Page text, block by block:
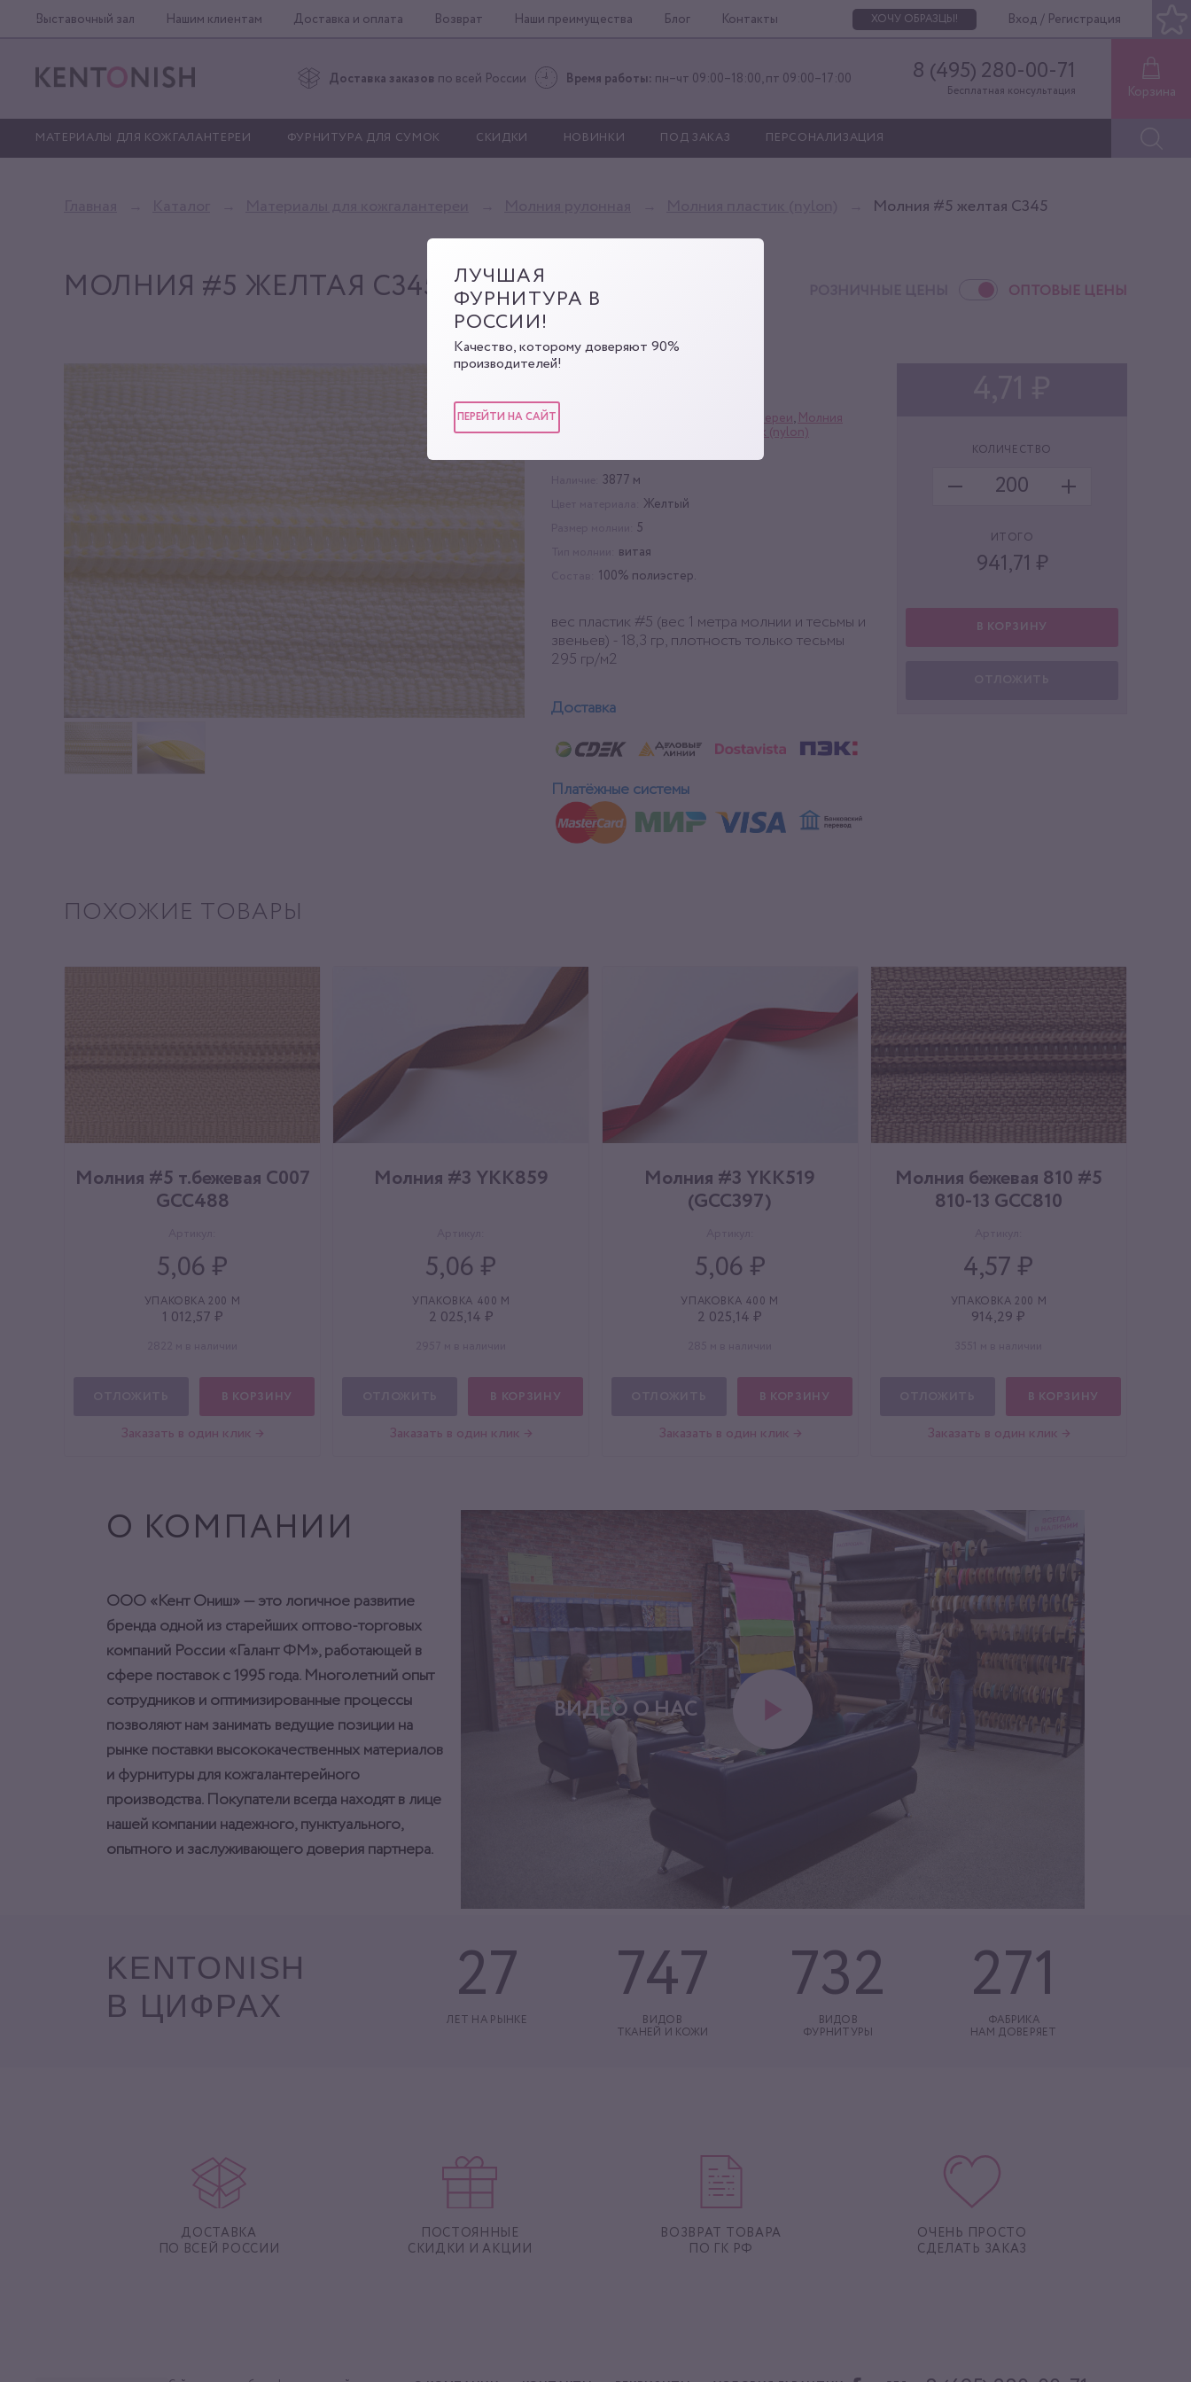
Выставочный зал Нашим клиентам Доставка и оплата Возврат Наши преимущества Блог Контакты ХОЧУ ОБРАЗЦЫ! Вход / Регистрация
Доставка заказов по всей России Время работы: пн–чт 09:00–18:00, пт 09:00–17:00 8 (495) 280-00-71
Бесплатная консультация Корзина
МАТЕРИАЛЫ ДЛЯ КОЖГАЛАНТЕРЕИ ФУРНИТУРА ДЛЯ СУМОК СКИДКИ НОВИНКИ ПОД ЗАКАЗ ПЕРСОНАЛИЗАЦИЯ
Молния #5 желтая C345
МОЛНИЯ #5 ЖЕЛТАЯ C345
Артикул:
Категории: Материалы для кожгалантереи, Молния
Молния пластик (nylon)
3877 м
Желтый
5
витая
100% полиэстер.
вес пластик #5 (вес 1 метра молнии и тесьмы и
звеньев) - 18,3 гр, плотность только тесьмы
295 гр/м2
Доставка
Платёжные системы
ОПТОВЫЕ ЦЕНЫ
КОЛИЧЕСТВО
ИТОГО
941,71 ₽
В КОРЗИНУ
ПОХОЖИЕ ТОВАРЫ
Молния #5 т.бежевая С007
GCC488
5,06 ₽
УПАКОВКА 200 М
1 012,57 ₽
В КОРЗИНУ
Заказать в один клик →
Молния #3 YKK859
5,06 ₽
УПАКОВКА 400 М
2 025,14 ₽
В КОРЗИНУ
Заказать в один клик →
Молния #3 YKK519
(GCC397)
5,06 ₽
УПАКОВКА 400 М
2 025,14 ₽
В КОРЗИНУ
Заказать в один клик →
Молния бежевая 810 #5
810-13 GCC810
4,57 ₽
УПАКОВКА 200 М
914,29 ₽
В КОРЗИНУ
Заказать в один клик →
О КОМПАНИИ
ООО «Кент Ониш» — это логичное развитие
бренда одной из старейших оптово-торговых
компаний России «Галант ФМ», работающей в
сфере поставок с 1995 года. Многолетний опыт
сотрудников и оптимизированные процессы
позволяют нам занимать ведущие позиции на
рынке поставки высококачественных материалов
и фурнитуры для кожгалантерейного
производства. Покупатели всегда находят в лице
нашей компании надежного, пунктуального,
опытного и заслуживающего доверия партнера.
ВИДЕО О НАС
KENTONISH
В ЦИФРАХ
27
ЛЕТ НА РЫНКЕ
747
ВИДОВ
ТКАНЕЙ И КОЖИ
732
ВИДОВ
ФУРНИТУРЫ
271
ФАБРИКА
НАМ ДОВЕРЯЕТ
ДОСТАВКА
ПО ВСЕЙ РОССИИ
ПОСТОЯННЫЕ
СКИДКИ И АКЦИИ
ВОЗВРАТ ТОВАРА
ПО ГК РФ
ОЧЕНЬ ПРОСТО
СДЕЛАТЬ ЗАКАЗ
ЛУЧШАЯ
ФУРНИТУРА В
РОССИИ!
Качество, которому доверяют 90%
производителей!
ПЕРЕЙТИ НА САЙТ